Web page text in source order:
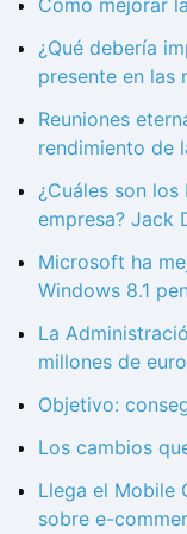
¿Qué debería
presente en las
Reuniones
rendimiento de
¿Cuáles son
empresa? Jack
Microsoft ha
Windows 8.1
La
millones de
Objetivo:
Los cambios
Llega el Mobile
sobre e-